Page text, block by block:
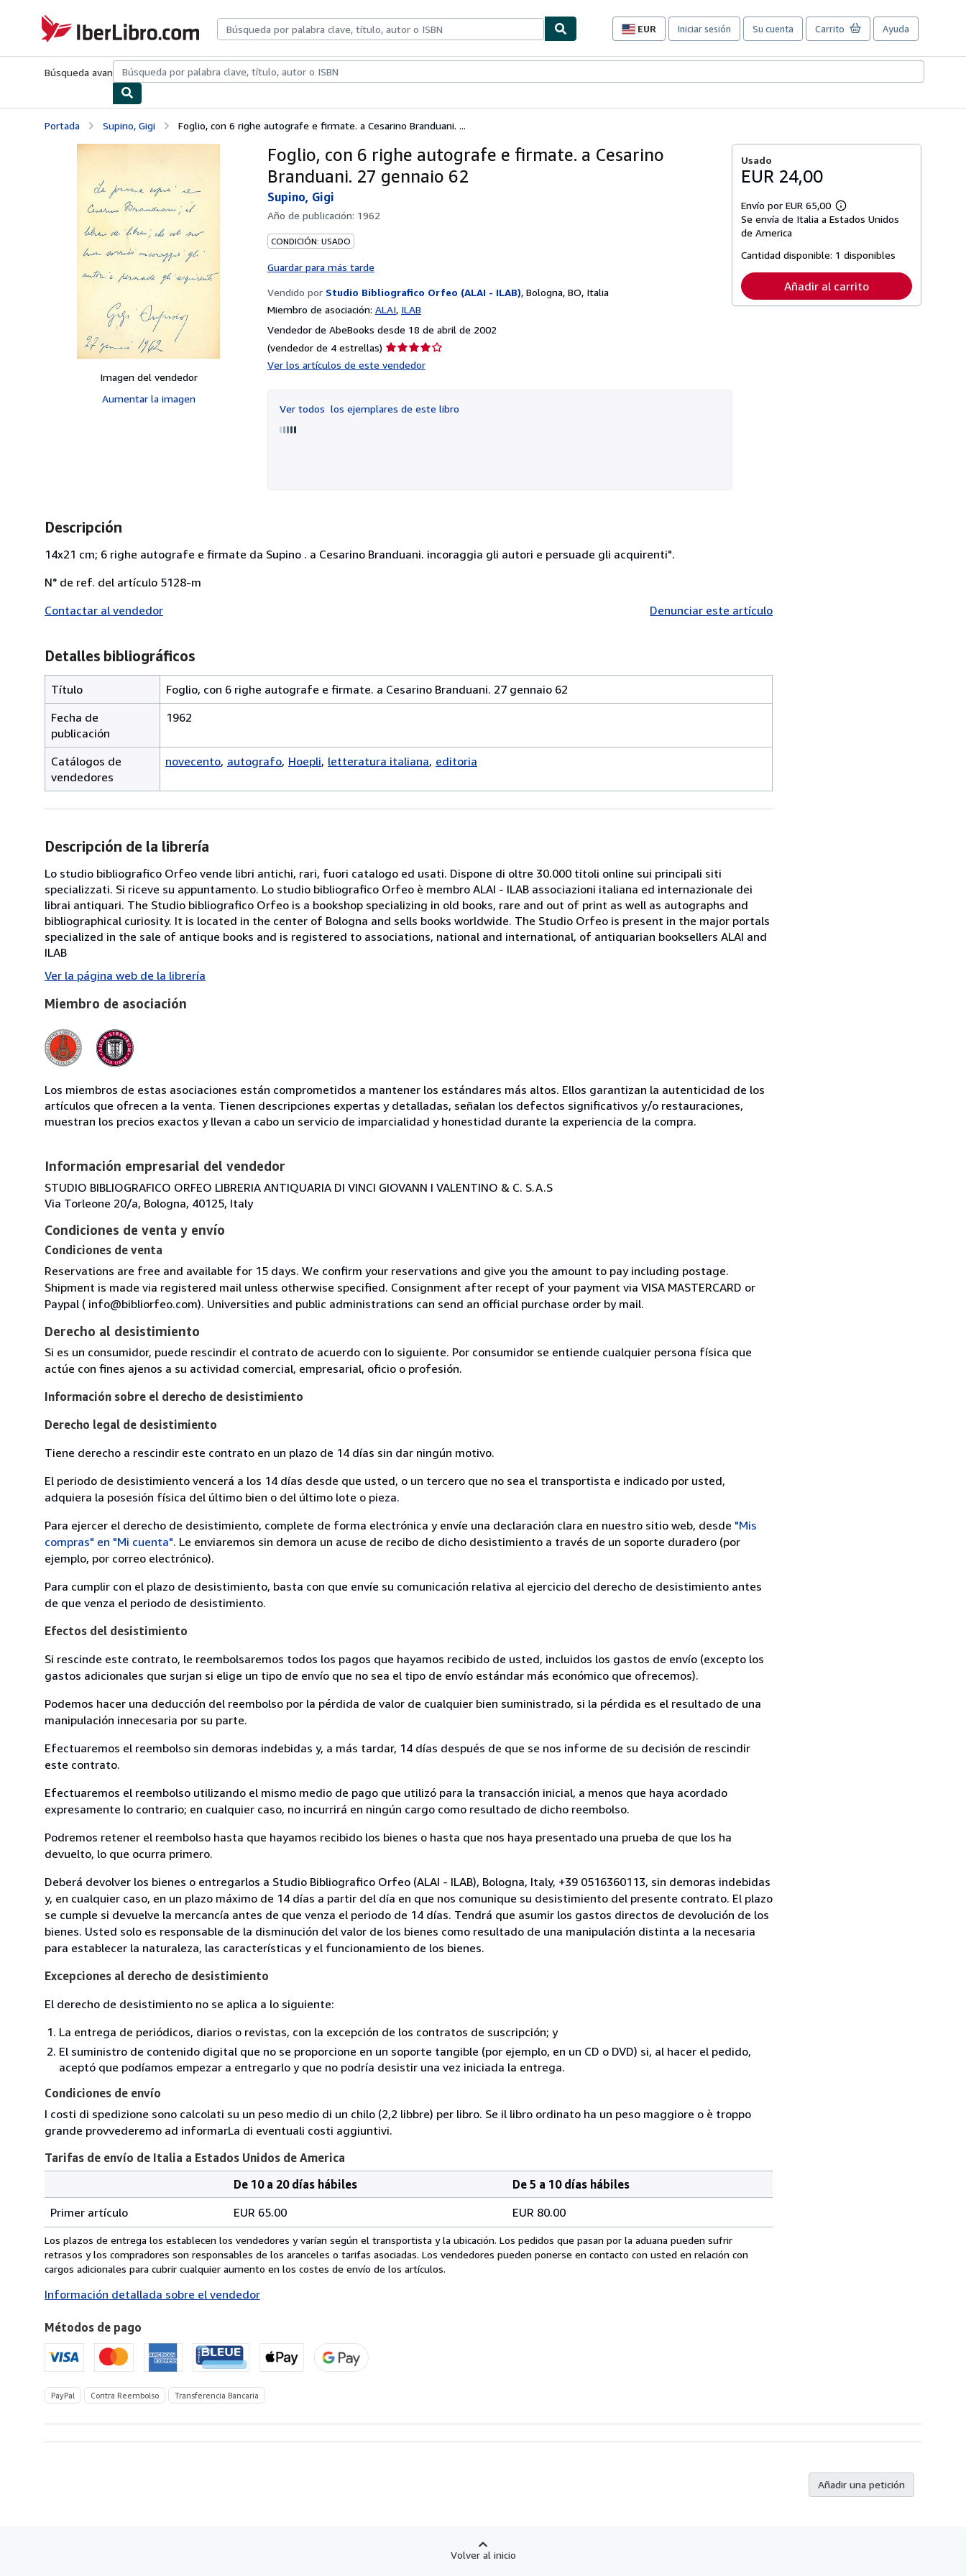
IberLibro.com
EUR
Preferencias
compra
sitio.
Iniciar sesión Su cuenta Carrito Ayuda
Búsqueda avanzadaColecciones Libros antiguosArte y coleccionismo
Portada Supino, Gigi Foglio, con 6 righe autografe e firmate. a Cesarino Branduani. ...
Imagen del vendedor
Aumentar la imagen
Foglio, con 6 righe autografe e firmate. a Cesarino
Branduani. 27 gennaio 62
Supino, Gigi
Año de publicación: 1962
CONDICIÓN: USADO
Guardar para más tarde
Vendido por Studio Bibliografico Orfeo (ALAI - ILAB), Bologna, BO, Italia
Miembro de asociación: ALAI ILAB
Vendedor de AbeBooks desde 18 de abril de 2002
(vendedor de 4 estrellas) Calificación
Ver los artículos de este vendedor
Ver todos los ejemplares de este libro
Usado
EUR 24,00
Envío por EUR 65,00
Más
información
tarifas
envío
Se envía de Italia a Estados Unidos
de America
Cantidad disponible: 1 disponibles
Añadir al carrito
Descripción
14x21 cm; 6 righe autografe e firmate da Supino . a Cesarino Branduani. incoraggia gli autori e persuade gli acquirenti".
N° de ref. del artículo 5128-m
Contactar al vendedor
Denunciar este artículo
Detalles bibliográficos
Título
Foglio, con 6 righe autografe e firmate. a Cesarino Branduani. 27 gennaio 62
Fecha de
publicación
1962
Catálogos de
vendedores
novecento autografo Hoepli letteratura italiana editoria
Descripción de la librería
Lo studio bibliografico Orfeo vende libri antichi, rari, fuori catalogo ed usati. Dispone di oltre 30.000 titoli online sui principali siti
specializzati. Si riceve su appuntamento. Lo studio bibliografico Orfeo è membro ALAI - ILAB associazioni italiana ed internazionale dei
librai antiquari. The Studio bibliografico Orfeo is a bookshop specializing in old books, rare and out of print as well as autographs and
bibliographical curiosity. It is located in the center of Bologna and sells books worldwide. The Studio Orfeo is present in the major portals
specialized in the sale of antique books and is registered to associations, national and international, of antiquarian booksellers ALAI and
ILAB
Ver la página web de la librería
Miembro de asociación
Los miembros de estas asociaciones están comprometidos a mantener los estándares más altos. Ellos garantizan la autenticidad de los
artículos que ofrecen a la venta. Tienen descripciones expertas y detalladas, señalan los defectos significativos y/o restauraciones,
muestran los precios exactos y llevan a cabo un servicio de imparcialidad y honestidad durante la experiencia de la compra.
Información empresarial del vendedor
STUDIO BIBLIOGRAFICO ORFEO LIBRERIA ANTIQUARIA DI VINCI GIOVANN I VALENTINO & C. S.A.S
Via Torleone 20/a, Bologna, 40125, Italy
Condiciones de venta y envío
Condiciones de venta
Reservations are free and available for 15 days. We confirm your reservations and give you the amount to pay including postage.
Shipment is made via registered mail unless otherwise specified. Consignment after recept of your payment via VISA MASTERCARD or
Paypal ( info@bibliorfeo.com). Universities and public administrations can send an official purchase order by mail.
Derecho al desistimiento
Si es un consumidor, puede rescindir el contrato de acuerdo con lo siguiente. Por consumidor se entiende cualquier persona física que
actúe con fines ajenos a su actividad comercial, empresarial, oficio o profesión.
Información sobre el derecho de desistimiento
Derecho legal de desistimiento
Tiene derecho a rescindir este contrato en un plazo de 14 días sin dar ningún motivo.
El periodo de desistimiento vencerá a los 14 días desde que usted, o un tercero que no sea el transportista e indicado por usted,
adquiera la posesión física del último bien o del último lote o pieza.
Para ejercer el derecho de desistimiento, complete de forma electrónica y envíe una declaración clara en nuestro sitio web, desde "Mis
compras" en "Mi cuenta". Le enviaremos sin demora un acuse de recibo de dicho desistimiento a través de un soporte duradero (por
ejemplo, por correo electrónico).
Para cumplir con el plazo de desistimiento, basta con que envíe su comunicación relativa al ejercicio del derecho de desistimiento antes
de que venza el periodo de desistimiento.
Efectos del desistimiento
Si rescinde este contrato, le reembolsaremos todos los pagos que hayamos recibido de usted, incluidos los gastos de envío (excepto los
gastos adicionales que surjan si elige un tipo de envío que no sea el tipo de envío estándar más económico que ofrecemos).
Podemos hacer una deducción del reembolso por la pérdida de valor de cualquier bien suministrado, si la pérdida es el resultado de una
manipulación innecesaria por su parte.
Efectuaremos el reembolso sin demoras indebidas y, a más tardar, 14 días después de que se nos informe de su decisión de rescindir
este contrato.
Efectuaremos el reembolso utilizando el mismo medio de pago que utilizó para la transacción inicial, a menos que haya acordado
expresamente lo contrario; en cualquier caso, no incurrirá en ningún cargo como resultado de dicho reembolso.
Podremos retener el reembolso hasta que hayamos recibido los bienes o hasta que nos haya presentado una prueba de que los ha
devuelto, lo que ocurra primero.
Deberá devolver los bienes o entregarlos a Studio Bibliografico Orfeo (ALAI - ILAB), Bologna, Italy, +39 0516360113, sin demoras indebidas
y, en cualquier caso, en un plazo máximo de 14 días a partir del día en que nos comunique su desistimiento del presente contrato. El plazo
se cumple si devuelve la mercancía antes de que venza el periodo de 14 días. Tendrá que asumir los gastos directos de devolución de los
bienes. Usted solo es responsable de la disminución del valor de los bienes como resultado de una manipulación distinta a la necesaria
para establecer la naturaleza, las características y el funcionamiento de los bienes.
Excepciones al derecho de desistimiento
El derecho de desistimiento no se aplica a lo siguiente:
La entrega de periódicos, diarios o revistas, con la excepción de los contratos de suscripción; y
El suministro de contenido digital que no se proporcione en un soporte tangible (por ejemplo, en un CD o DVD) si, al hacer el pedido,
aceptó que podíamos empezar a entregarlo y que no podría desistir una vez iniciada la entrega.
Condiciones de envío
I costi di spedizione sono calcolati su un peso medio di un chilo (2,2 libbre) per libro. Se il libro ordinato ha un peso maggiore o è troppo
grande provvederemo ad informarLa di eventuali costi aggiuntivi.
Tarifas de envío de Italia a Estados Unidos de America
de
envío
de
Italia
Estados
de
America
pedido
De 10 a 20 días hábiles
De 5 a 10 días hábiles
Primer artículo
EUR 65.00 EUR 80.00
Los plazos de entrega los establecen los vendedores y varían según el transportista y la ubicación. Los pedidos que pasan por la aduana pueden sufrir
retrasos y los compradores son responsables de los aranceles o tarifas asociadas. Los vendedores pueden ponerse en contacto con usted en relación con
cargos adicionales para cubrir cualquier aumento en los costes de envío de los artículos.
Información detallada sobre el vendedor
Métodos de pago
PayPal Contra Reembolso Transferencia Bancaria
Añadir una petición
Volver al inicio